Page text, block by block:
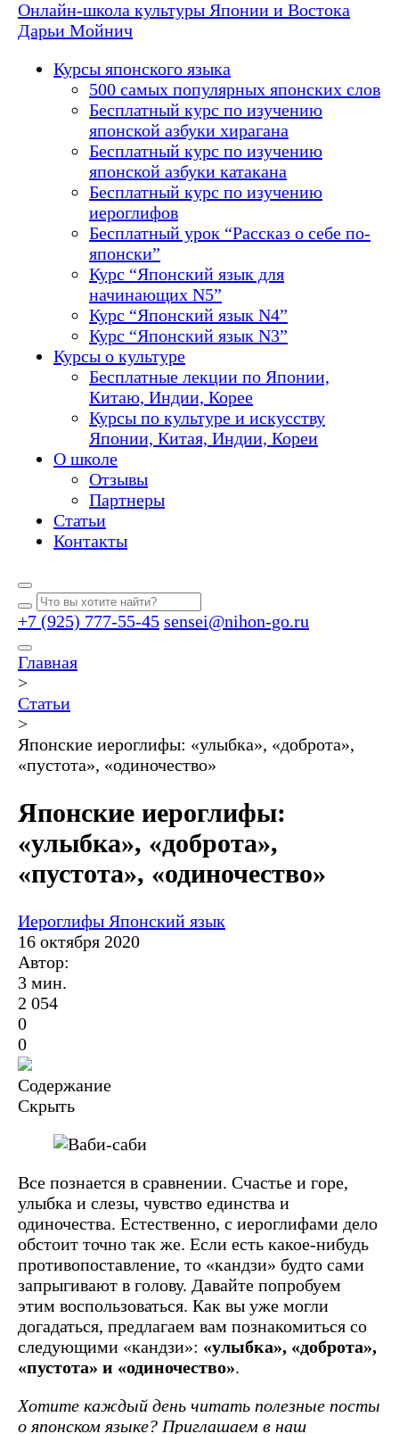
Онлайн-школа культуры Японии и Востока
Дарьи Мойнич
Курсы японского языка
500 самых популярных японских слов
Бесплатный курс по изучению
японской азбуки хирагана
Бесплатный курс по изучению
японской азбуки катакана
Бесплатный курс по изучению
иероглифов
Бесплатный урок “Рассказ о себе по-
японски”
Курс “Японский язык для
начинающих N5”
Курс “Японский язык N4”
Курс “Японский язык N3”
Курсы о культуре
Бесплатные лекции по Японии,
Китаю, Индии, Корее
Курсы по культуре и искусству
Японии, Китая, Индии, Кореи
О школе
Отзывы
Партнеры
Статьи
Контакты
+7 (925) 777-55-45 sensei@nihon-go.ru
Главная
>
Статьи
>
Японские иероглифы: «улыбка», «доброта»,
«пустота», «одиночество»
Японские иероглифы:
«улыбка», «доброта»,
«пустота», «одиночество»
Иероглифы Японский язык
16 октября 2020
Автор:
3 мин.
2 054
0
0
Содержание
Скрыть
Все познается в сравнении. Счастье и горе,
улыбка и слезы, чувство единства и
одиночества. Естественно, с иероглифами дело
обстоит точно так же. Если есть какое-нибудь
противопоставление, то «кандзи» будто сами
запрыгивают в голову. Давайте попробуем
этим воспользоваться. Как вы уже могли
догадаться, предлагаем вам познакомиться со
следующими «кандзи»: «улыбка», «доброта»,
«пустота» и «одиночество».
Хотите каждый день читать полезные посты
о японском языке? Приглашаем в наш